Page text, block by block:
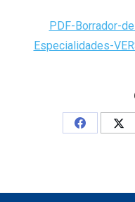
PDF-Borrador-
Especialidades-
Share